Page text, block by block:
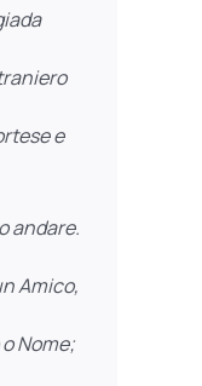
e
andare.
Amico,
Nome;